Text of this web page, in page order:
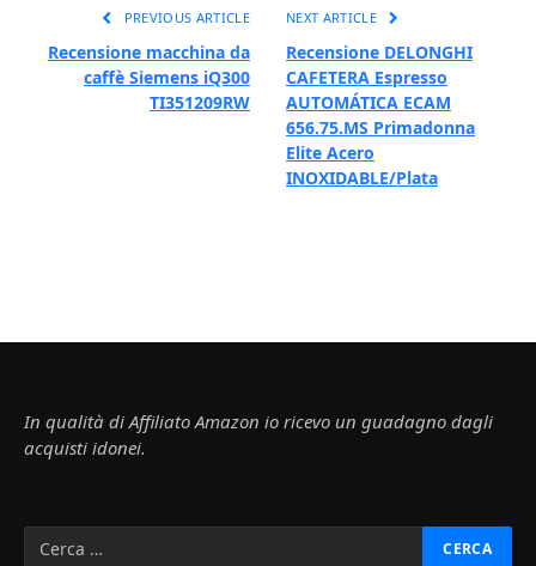
PREVIOUS ARTICLE
Recensione macchina da
caffè Siemens iQ300
TI351209RW
NEXT ARTICLE
Recensione DELONGHI
CAFETERA Espresso
AUTOMÁTICA ECAM
656.75.MS Primadonna
Elite Acero
INOXIDABLE/Plata
In qualità di Affiliato Amazon io ricevo un guadagno dagli
acquisti idonei.